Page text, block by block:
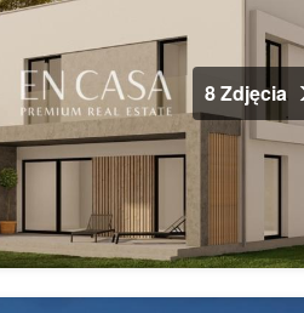
8 Zdjęcia